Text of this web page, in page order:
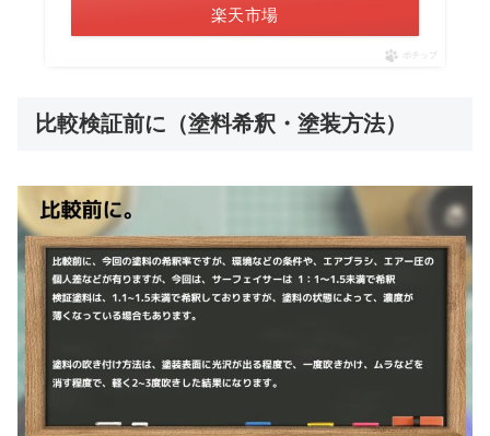
楽天市場
ポチップ
比較検証前に（塗料希釈・塗装方法）